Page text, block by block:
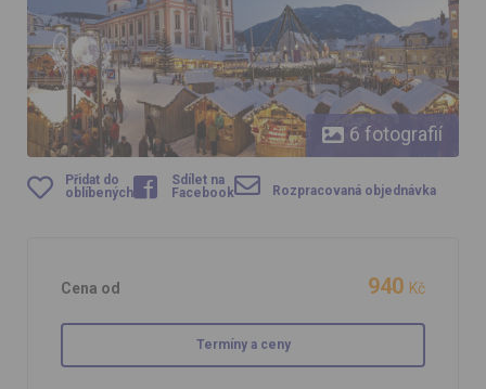
6 fotografií
Přidat do
oblíbených
Sdílet na
Facebook
Rozpracovaná objednávka
Cena od 940 Kč
Termíny a ceny